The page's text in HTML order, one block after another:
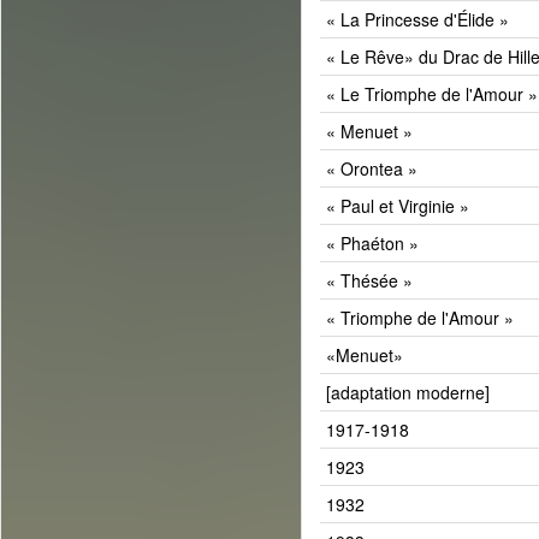
« La Princesse d'Élide »
« Le Rêve» du Drac de
« Le Triomphe de l'Amour »
« Menuet »
« Orontea »
« Paul et Virginie »
« Phaéton »
« Thésée »
« Triomphe de l'Amour »
«Menuet»
[adaptation moderne]
1917-1918
1923
1932